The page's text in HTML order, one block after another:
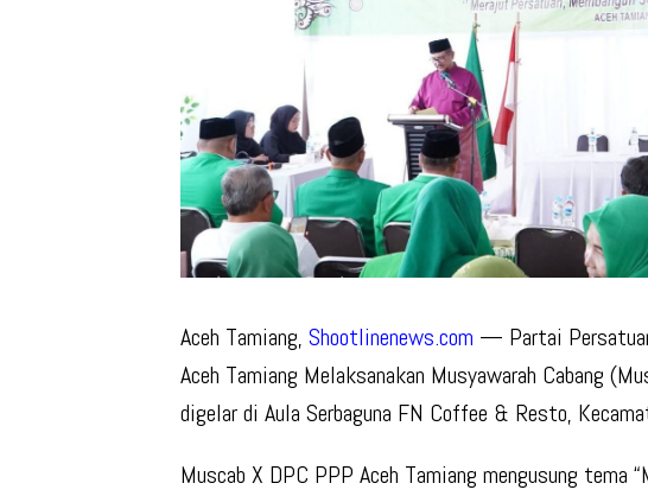
Aceh Tamiang, Shootlinenews.com — Partai
Aceh Tamiang Melaksanakan Musyawarah Cabang
digelar di Aula Serbaguna FN Coffee & Resto,
Muscab X DPC PPP Aceh Tamiang mengusung tema